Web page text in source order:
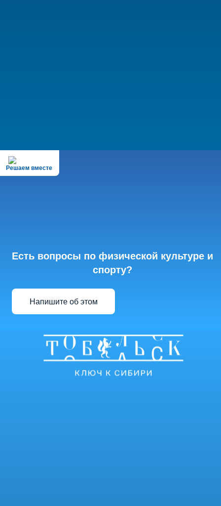
Решаем вместе
Есть вопросы по физической культуре и
спорту?
Напишите об этом